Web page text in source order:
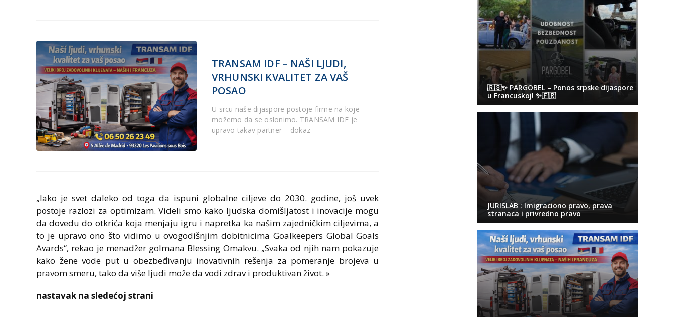
TRANSAM IDF – NAŠI LJUDI,
VRHUNSKI KVALITET ZA VAŠ
POSAO
U srcu naše dijaspore postoje firme na koje
možemo da se oslonimo. TRANSAM IDF je
upravo takav partner – dokaz
„Iako je svet daleko od toga da ispuni globalne ciljeve do 2030. godine, još uvek
postoje razlozi za optimizam. Videli smo kako ljudska domišljatost i inovacije mogu
da dovedu do otkrića koja menjaju igru i napretka ka našim zajedničkim ciljevima, a
to je upravo ono što vidimo u ovogodišnjim dobitnicima Goalkeepers Global Goals
Avards“, rekao je menadžer golmana Blessing Omakvu. „Svaka od njih nam pokazuje
kako žene vode put u obezbeđivanju inovativnih rešenja za pomeranje brojeva u
pravom smeru, tako da više ljudi može da vodi zdrav i produktivan život. »
nastavak na sledećoj strani
🇷🇸✨ PARGOBEL – Ponos srpske dijaspore
u Francuskoj! ✨🇫🇷
JURISLAB : Imigraciono pravo, prava
stranaca i privredno pravo